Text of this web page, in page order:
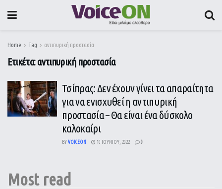
Home Tag αντιπυρική προστασία
Ετικέτα:αντιπυρική προστασία
Τσίπρας: Δεν έχουν γίνει τα απαραίτητα
για να ενισχυθεί η αντιπυρική
προστασία – Θα είναι ένα δύσκολο
καλοκαίρι
BYVOICEON 10 ΙΟΥΝΊΟΥ, 2022 0
Most read